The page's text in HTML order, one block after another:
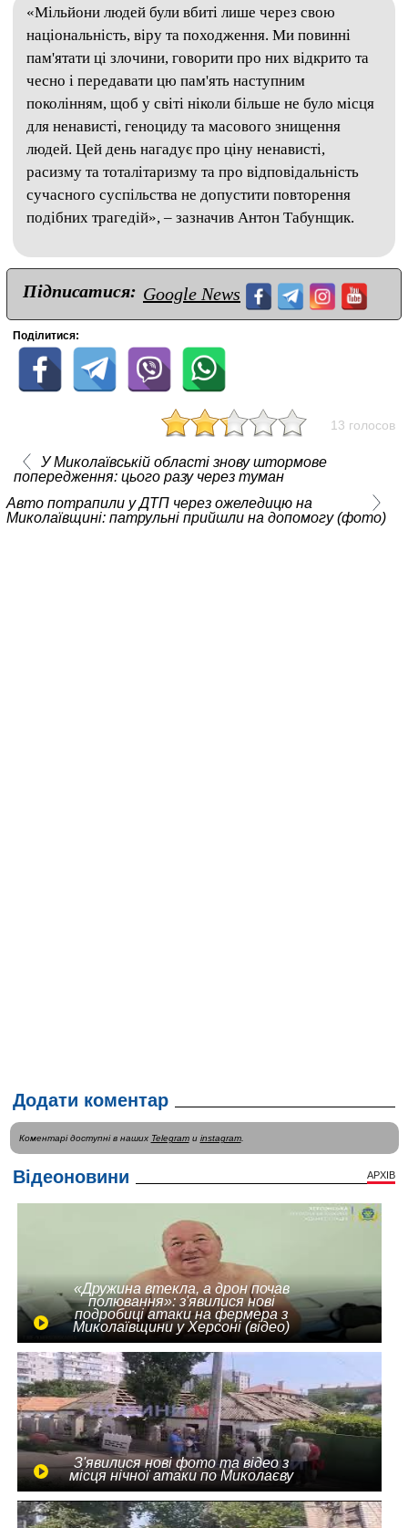
«Мільйони людей були вбиті лише через свою
національність, віру та походження. Ми повинні
пам'ятати ці злочини, говорити про них відкрито та
чесно і передавати цю пам'ять наступним
поколінням, щоб у світі ніколи більше не було місця
для ненависті, геноциду та масового знищення
людей. Цей день нагадує про ціну ненависті,
расизму та тоталітаризму та про відповідальність
сучасного суспільства не допустити повторення
подібних трагедій», – зазначив Антон Табунщик.
Підписатися: Google News
Поділитися:
13 голосов
У Миколаївській області знову штормове
попередження: цього разу через туман
Авто потрапили у ДТП через ожеледицю на
Миколаївщині: патрульні прийшли на допомогу (фото)
Додати коментар
Коментарі доступні в наших Telegramи instagram.
Відеоновини АРХІВ
«Дружина втекла, а дрон почав
полювання»: з'явилися нові
подробиці атаки на фермера з
Миколаївщини у Херсоні (відео)
З'явилися нові фото та відео з
місця нічної атаки по Миколаєву